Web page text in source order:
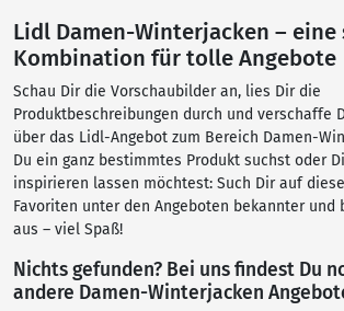
Lidl Damen-Winterjacken – eine
Kombination für tolle Angebote
Schau Dir die Vorschaubilder an, lies Dir die
Produktbeschreibungen durch und verschaffe
über das Lidl-Angebot zum Bereich Damen-
Du ein ganz bestimmtes Produkt suchst oder
inspirieren lassen möchtest: Such Dir auf
Favoriten unter den Angeboten bekannter und
aus – viel Spaß!
Nichts gefunden? Bei uns findest Du
andere Damen-Winterjacken